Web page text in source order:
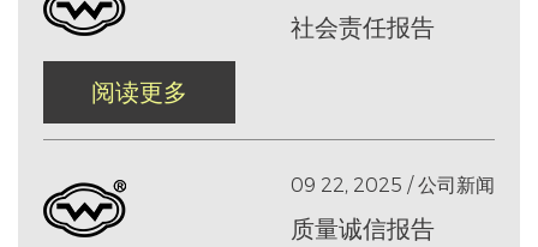
社会责任报告
阅读更多
09 22, 2025 / 公司新闻
质量诚信报告